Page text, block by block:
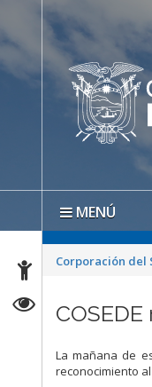
MENÚ
Corporación del
La mañana de
reconocimiento